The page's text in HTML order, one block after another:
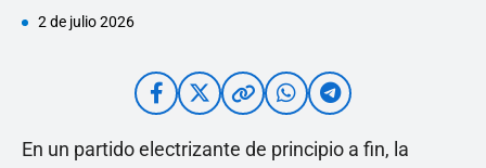
2 de julio 2026
En un partido electrizante de principio a fin, la